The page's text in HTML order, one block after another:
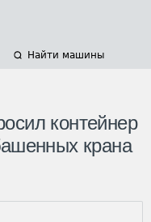
Найти машины
контейнер
крана